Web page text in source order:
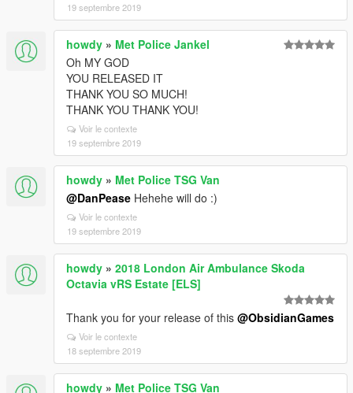
19 septembre 2019
howdy » Met Police Jankel
Oh MY GOD
YOU RELEASED IT
THANK YOU SO MUCH!
THANK YOU THANK YOU!
Voir le contexte
19 septembre 2019
howdy » Met Police TSG Van
@DanPease Hehehe will do :)
Voir le contexte
19 septembre 2019
howdy » 2018 London Air Ambulance Skoda
Octavia vRS Estate [ELS]
Thank you for your release of this @ObsidianGames
Voir le contexte
18 septembre 2019
howdy » Met Police TSG Van